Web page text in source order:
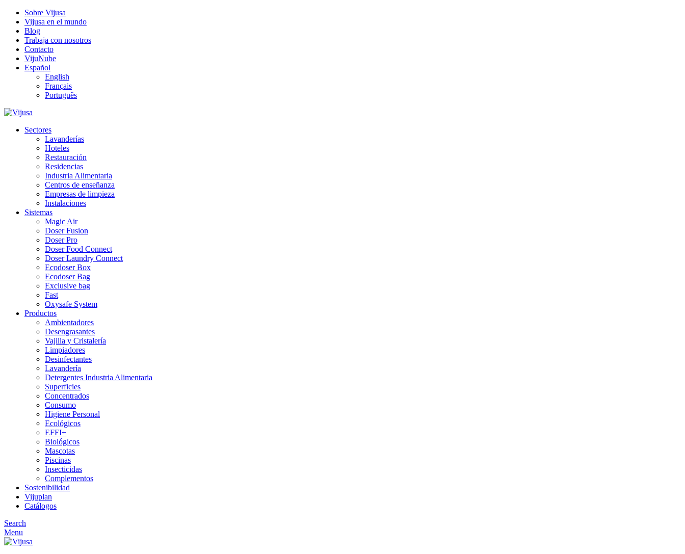
Sobre Vijusa
Vijusa en el mundo
Blog
Trabaja con nosotros
Contacto
VijuNube
Español
English
Français
Português
Sectores
Lavanderías
Hoteles
Restauración
Residencias
Industria Alimentaria
Centros de enseñanza
Empresas de limpieza
Instalaciones
Sistemas
Magic Air
Doser Fusion
Doser Pro
Doser Food Connect
Doser Laundry Connect​
Ecodoser Box
Ecodoser Bag
Exclusive bag
Fast
Oxysafe System
Productos
Ambientadores
Desengrasantes
Vajilla y Cristalería
Limpiadores
Desinfectantes
Lavandería
Detergentes Industria Alimentaria
Superficies
Concentrados
Consumo
Higiene Personal
Ecológicos
EFFI+
Biológicos
Mascotas
Piscinas
Insecticidas
Complementos
Sostenibilidad
Vijuplan
Catálogos
Search
Menu